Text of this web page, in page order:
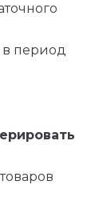
в период